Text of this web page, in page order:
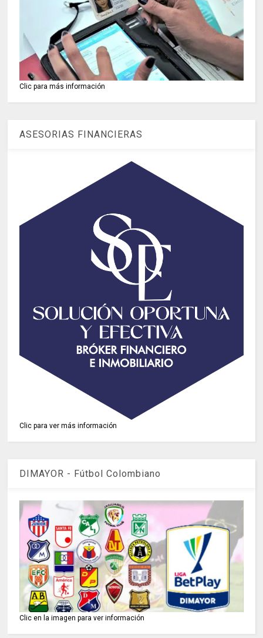
Clic para más información
ASESORIAS FINANCIERAS
Clic para ver más información
DIMAYOR - Fútbol Colombiano
Clic en la imagen para ver información